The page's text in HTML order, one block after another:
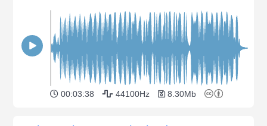
00:03:38 44100Hz 8.30Mb